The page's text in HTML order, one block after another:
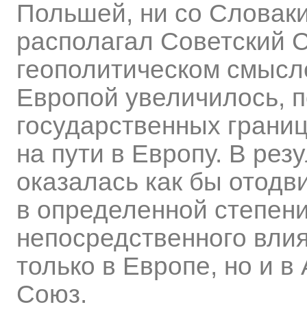
Польшей, ни со
располагал Советский
геополитическом
Европой увеличилось,
государственных
на пути в Европу. В
оказалась как бы
в определенной
непосредственного
только в Европе, но и
Союз.